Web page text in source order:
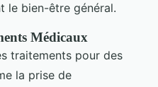
le bien-être général.
Médicaux
traitements pour des
la prise de